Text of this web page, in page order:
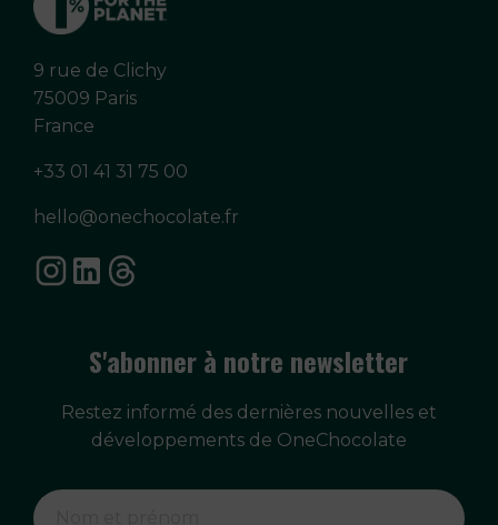
9 rue de Clichy
75009 Paris
France
+33 01 41 31 75 00
hello@onechocolate.fr
S'abonner à notre newsletter
Restez informé des dernières nouvelles et
développements de OneChocolate